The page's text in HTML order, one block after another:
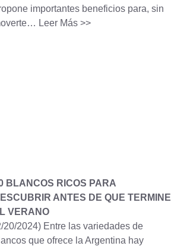
importantes beneficios para, sin
Leer Más >>
BLANCOS RICOS PARA
ANTES DE QUE TERMINE
VERANO
20/2024) Entre las variedades de
que ofrece la Argentina hay